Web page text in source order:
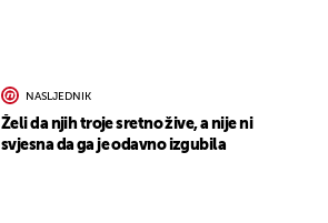
NASLJEDNIK
Želi da njih troje sretno žive, a nije ni
svjesna da ga je odavno izgubila